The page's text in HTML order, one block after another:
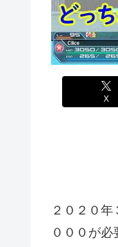
X
２０２０
０００が必